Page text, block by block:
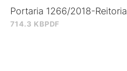
714.3 KBPDF
Portaria 1266/2018-Reitoria